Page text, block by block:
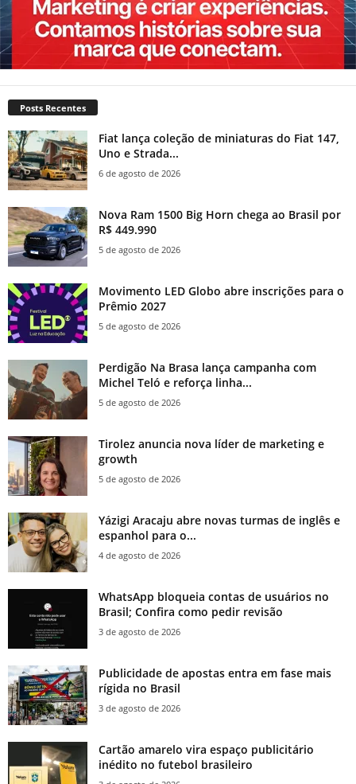
Posts Recentes
Fiat lança coleção de miniaturas do Fiat 147,
Uno e Strada...
6 de agosto de 2026
Nova Ram 1500 Big Horn chega ao Brasil por
R$ 449.990
5 de agosto de 2026
Movimento LED Globo abre inscrições para o
Prêmio 2027
5 de agosto de 2026
Perdigão Na Brasa lança campanha com
Michel Teló e reforça linha...
5 de agosto de 2026
Tirolez anuncia nova líder de marketing e
growth
5 de agosto de 2026
Yázigi Aracaju abre novas turmas de inglês e
espanhol para o...
4 de agosto de 2026
WhatsApp bloqueia contas de usuários no
Brasil; Confira como pedir revisão
3 de agosto de 2026
Publicidade de apostas entra em fase mais
rígida no Brasil
3 de agosto de 2026
Cartão amarelo vira espaço publicitário
inédito no futebol brasileiro